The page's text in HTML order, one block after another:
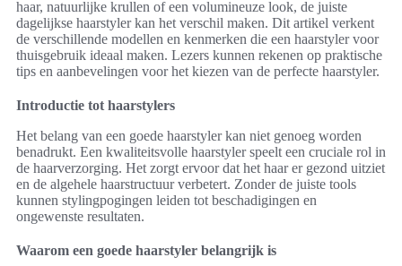
haar, natuurlijke krullen of een volumineuze look, de juiste
dagelijkse haarstyler kan het verschil maken. Dit artikel verkent
de verschillende modellen en kenmerken die een haarstyler voor
thuisgebruik ideaal maken. Lezers kunnen rekenen op praktische
tips en aanbevelingen voor het kiezen van de perfecte haarstyler.
Introductie tot haarstylers
Het belang van een goede haarstyler kan niet genoeg worden
benadrukt. Een kwaliteitsvolle haarstyler speelt een cruciale rol in
de haarverzorging. Het zorgt ervoor dat het haar er gezond uitziet
en de algehele haarstructuur verbetert. Zonder de juiste tools
kunnen stylingpogingen leiden tot beschadigingen en
ongewenste resultaten.
Waarom een goede haarstyler belangrijk is